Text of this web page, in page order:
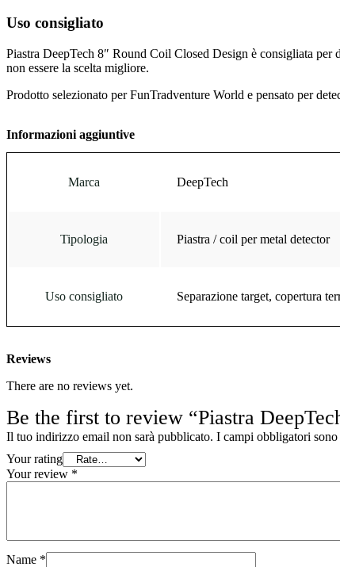
Uso consigliato
Piastra DeepTech 8″ Round Coil Closed Design è consigliata
non essere la scelta migliore.
Prodotto selezionato per FunTradventure World e pensato per
Informazioni aggiuntive
Marca DeepTech
Tipologia Piastra / coil per metal detector
Uso consigliato Separazione target, copertura
Reviews
There are no reviews yet.
Be the first to review “Piastra
Il tuo indirizzo email non sarà pubblicato. I campi obbligatori sono
Your rating
Your review *
Name *